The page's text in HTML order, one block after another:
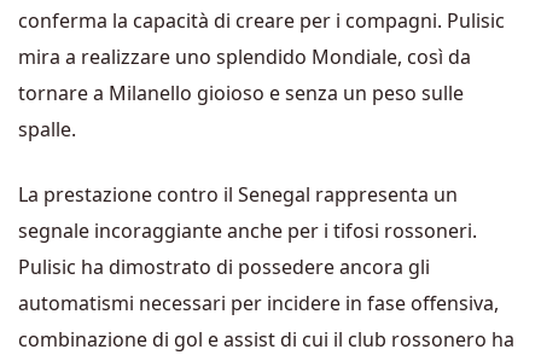
conferma la capacità di creare per i compagni. Pulisic
mira a realizzare uno splendido Mondiale, così da
tornare a Milanello gioioso e senza un peso sulle
spalle.
La prestazione contro il Senegal rappresenta un
segnale incoraggiante anche per i tifosi rossoneri.
Pulisic ha dimostrato di possedere ancora gli
automatismi necessari per incidere in fase offensiva,
combinazione di gol e assist di cui il club rossonero ha